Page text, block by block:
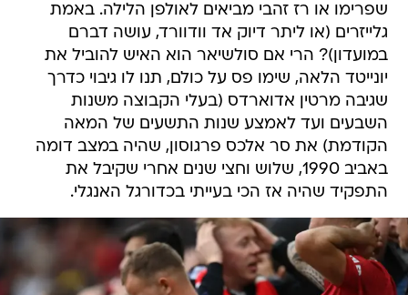
שפרימו או רז זהבי מביאים לאולפן הלילה. באמת
גלייזרים (או ליתר דיוק אד וודוורד, עושה דברם
במועדון)? הרי אם סולשיאר הוא האיש להוביל את
יונייטד הלאה, שימו פס על כולם, תנו לו גיבוי כדרך
שגיבה מרטין אדוארדס (בעלי הקבוצה משנות
השבעים ועד לאמצע שנות התשעים של המאה
הקודמת) את סר אלכס פרגוסון, שהיה במצב דומה
באביב 1990, שלוש וחצי שנים אחרי שקיבל את
התפקיד שהיה אז הכי בעייתי בכדורגל האנגלי.